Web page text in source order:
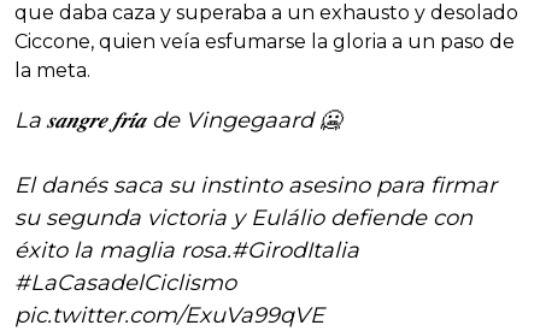
que daba caza y superaba a un exhausto y desolado
Ciccone, quien veía esfumarse la gloria a un paso de
la meta.
La 𝒔𝒂𝒏𝒈𝒓𝒆 𝒇𝒓𝒊́𝒂 de Vingegaard 🥶
El danés saca su instinto asesino para firmar
su segunda victoria y Eulálio defiende con
éxito la maglia rosa.#GirodItalia
#LaCasadelCiclismo
pic.twitter.com/ExuVa99qVE